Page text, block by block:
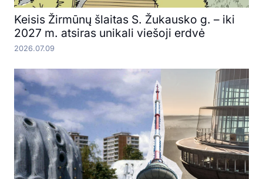
Keisis Žirmūnų šlaitas S. Žukausko g. – iki
2027 m. atsiras unikali viešoji erdvė
2026.07.09